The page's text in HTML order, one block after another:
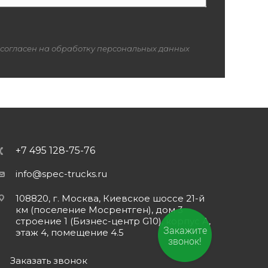
на обработку персональных данных
+7 495 128-75-76
info@spec-trucks.ru
108820, г. Москва, Киевское шоссе 21-й
км (поселение Мосрентген), дом 3
строение 1 (Бизнес-центр G10), корпус А,
этаж 4, помещение 4.5
Заказать звонок
Закажите
звонок!